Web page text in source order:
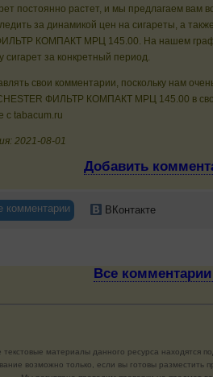
постоянно растет, и мы предлагаем вам
за динамикой цен на сигареты, а
КОМПАКТ МРЦ 145.00. На нашем
сигарет за конкретный период.
свои комментарии, поскольку нам
ФИЛЬТР КОМПАКТ МРЦ 145.00 в
с tabacum.ru
2021-08-01
Добавить
комментарии ВКонтакте
Все комментарии
текстовые материалы данного ресурса находятся
возможно только, если вы готовы разместить